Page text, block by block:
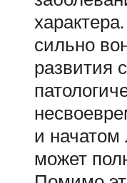
сильно
развития
и начатом
может